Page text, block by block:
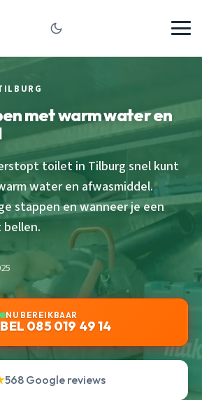
met warm water en
toilet in Tilburg snel kunt
water en afwasmiddel.
stappen en wanneer je een
NU BEREIKBAAR
BEL 085 019 49 14
568 Google reviews